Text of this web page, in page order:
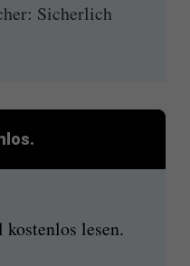
Sicherlich
lesen.